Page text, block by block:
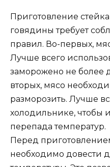
Приготовление
говядины требует
правил. Во-первых,
Лучше всего
заморожено не более
вторых, мясо
разморозить. Лучше
холодильнике, чтобы
перепада температур.
Перед
необходимо довести